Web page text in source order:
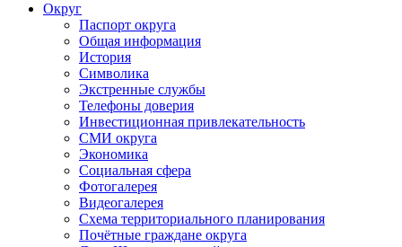
Округ
Паспорт округа
Общая информация
История
Символика
Экстренные службы
Телефоны доверия
Инвестиционная привлекательность
СМИ округа
Экономика
Социальная сфера
Фотогалерея
Видеогалерея
Схема территориального планирования
Почётные граждане округа